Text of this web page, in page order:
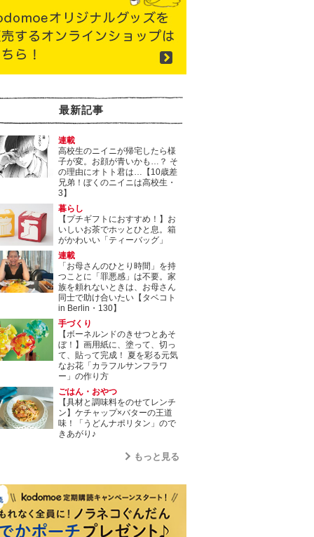
最新記事
連載
高校生のニイニが帰宅したら様
子が変。お顔が青いかも…？ そ
の理由にオトト君は…【10歳差
兄弟！ぼくのニイニは高校生・
3】
暮らし
【プチギフトにおすすめ！】お
いしいお茶でホッとひと息。箱
がかわいい「ティーバッグ」
連載
「お母さんのひとり時間」を持
つことに「罪悪感」は不要。家
族を頼れないときは、お母さん
同士で助け合いたい【タベコト
in Berlin・130】
手づくり
【ボーネルンドのきせつとあそ
ぼ！】画用紙に、塗って、切っ
て、貼って完成！ 夏を彩る元気
なお花「カラフルサンフラワ
ー」の作り方
ごはん・おやつ
【具材と調味料をのせてレンチ
ン】ケチャップ×バターの王道
味！「うどんナポリタン」ので
きあがり♪
もっと見る